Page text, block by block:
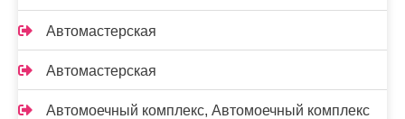
Автомастерская
Автомастерская
Автомоечный комплекс, Автомоечный комплекс